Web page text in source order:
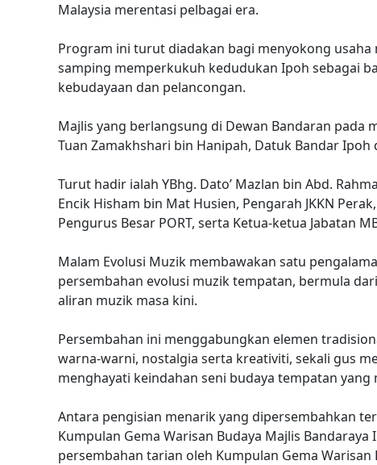
Malaysia merentasi pelbagai era.
Program ini turut diadakan bagi menyokong
samping memperkukuh kedudukan Ipoh sebagai
kebudayaan dan pelancongan.
Majlis yang berlangsung di Dewan Bandaran pada
Tuan Zamakhshari bin Hanipah, Datuk Bandar
Turut hadir ialah YBhg. Dato’ Mazlan bin Abd.
Encik Hisham bin Mat Husien, Pengarah JKKN
Pengurus Besar PORT, serta Ketua-ketua Jabatan
Malam Evolusi Muzik membawakan satu
persembahan evolusi muzik tempatan, bermula
aliran muzik masa kini.
Persembahan ini menggabungkan elemen
warna-warni, nostalgia serta kreativiti, sekali gus
menghayati keindahan seni budaya tempatan yang
Antara pengisian menarik yang dipersembahkan
Kumpulan Gema Warisan Budaya Majlis
persembahan tarian oleh Kumpulan Gema Warisan